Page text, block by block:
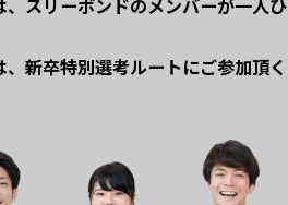
スリーボンドのメンバーが一人ひ
新卒特別選考ルートにご参加頂く